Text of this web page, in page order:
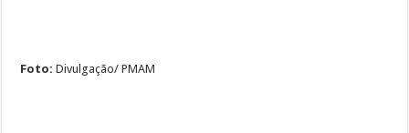
Foto: Divulgação/ PMAM